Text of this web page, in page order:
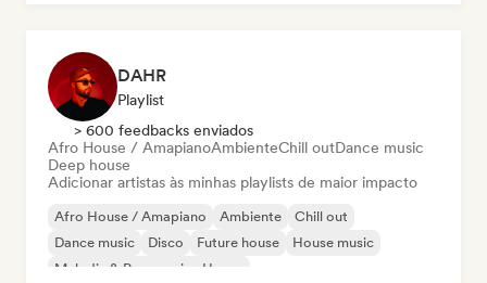
DAHR
Playlist
> 600 feedbacks enviados
Afro House / AmapianoAmbienteChill outDance music
Deep house
Adicionar artistas às minhas playlists de maior impacto
Afro House / Amapiano Ambiente
Chill out
Dance music
Disco Future house
House music
Melodic & Progressive House